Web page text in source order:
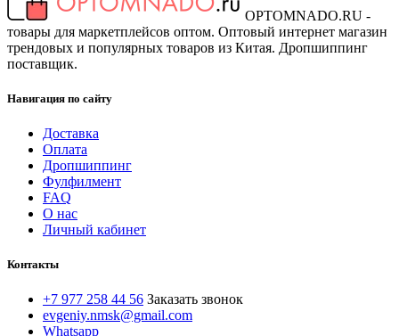
OPTOMNADO.RU -
товары для маркетплейсов оптом. Оптовый интернет магазин
трендовых и популярных товаров из Китая. Дропшиппинг
поставщик.
Навигация по сайту
Доставка
Оплата
Дропшиппинг
Фулфилмент
FAQ
О нас
Личный кабинет
Контакты
+7 977 258 44 56 Заказать звонок
evgeniy.nmsk@gmail.com
Whatsapp